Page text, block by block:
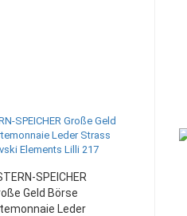
SPEICHER
Geld Börse
Leder